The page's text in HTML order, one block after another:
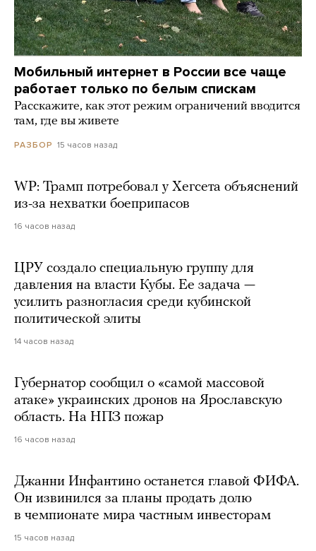
Мобильный интернет в России все чаще
работает только по белым спискам
Расскажите, как этот режим ограничений вводится
там, где вы живете
РАЗБОР 15 часов назад
WP: Трамп потребовал у Хегсета объяснений
из-за нехватки боеприпасов
16 часов назад
ЦРУ создало специальную группу для
давления на власти Кубы. Ее задача —
усилить разногласия среди кубинской
политической элиты
14 часов назад
Губернатор сообщил о «самой массовой
атаке» украинских дронов на Ярославскую
область. На НПЗ пожар
16 часов назад
Джанни Инфантино останется главой ФИФА.
Он извинился за планы продать долю
в чемпионате мира частным инвесторам
15 часов назад